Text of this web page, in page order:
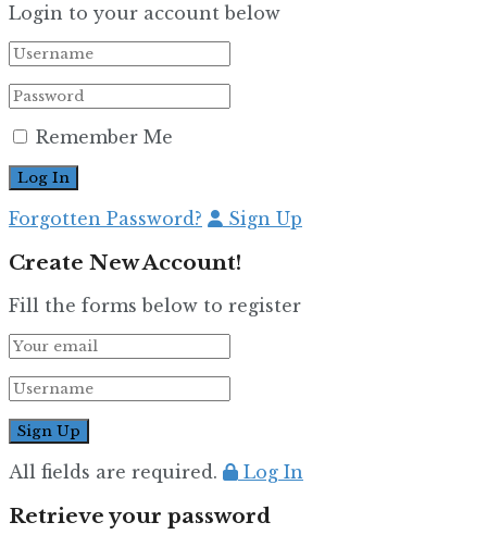
Login to your account below
Remember Me
Forgotten Password? Sign Up
Create New Account!
Fill the forms below to register
All fields are required. Log In
Retrieve your password